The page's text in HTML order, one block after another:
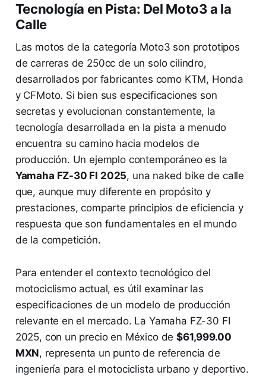
Tecnología en Pista: Del Moto3 a la
Calle
Las motos de la categoría Moto3 son prototipos
de carreras de 250cc de un solo cilindro,
desarrollados por fabricantes como KTM, Honda
y CFMoto. Si bien sus especificaciones son
secretas y evolucionan constantemente, la
tecnología desarrollada en la pista a menudo
encuentra su camino hacia modelos de
producción. Un ejemplo contemporáneo es la
Yamaha FZ-30 FI 2025, una naked bike de calle
que, aunque muy diferente en propósito y
prestaciones, comparte principios de eficiencia y
respuesta que son fundamentales en el mundo
de la competición.
Para entender el contexto tecnológico del
motociclismo actual, es útil examinar las
especificaciones de un modelo de producción
relevante en el mercado. La Yamaha FZ-30 FI
2025, con un precio en México de$61,999.00
MXN, representa un punto de referencia de
ingeniería para el motociclista urbano y deportivo.